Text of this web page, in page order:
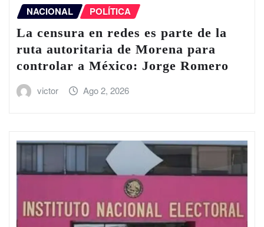
NACIONAL POLÍTICA
La censura en redes es parte de la
ruta autoritaria de Morena para
controlar a México: Jorge Romero
victor Ago 2, 2026